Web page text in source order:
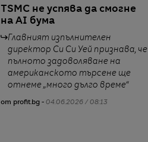
TSMC не успява да смогне
на AI бума
Главният изпълнителен
директор Си Си Уей признава, че
пълното задоволяване на
американското търсене ще
отнеме „много дълго време“
от profit.bg - 04.06.2026 / 08:13